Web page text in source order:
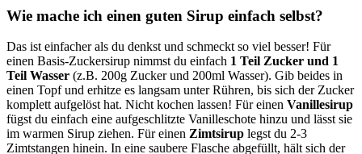
Wie mache ich einen guten Sirup einfach selbst?
Das ist einfacher als du denkst und schmeckt so viel besser! Für
einen Basis-Zuckersirup nimmst du einfach 1 Teil Zucker und 1
Teil Wasser (z.B. 200g Zucker und 200ml Wasser). Gib beides in
einen Topf und erhitze es langsam unter Rühren, bis sich der Zucker
komplett aufgelöst hat. Nicht kochen lassen! Für einen Vanillesirup
fügst du einfach eine aufgeschlitzte Vanilleschote hinzu und lässt sie
im warmen Sirup ziehen. Für einen Zimtsirup legst du 2-3
Zimtstangen hinein. In eine saubere Flasche abgefüllt, hält sich der